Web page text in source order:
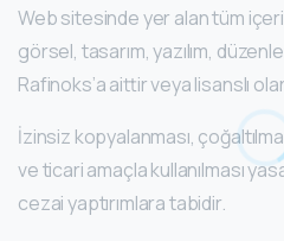
Web sitesinde yer alan tüm
görsel, tasarım, yazılım,
Rafinoks’a aittir veya lisanslı
İzinsiz kopyalanması,
ve ticari amaçla kullanılması
cezai yaptırımlara tabidir.